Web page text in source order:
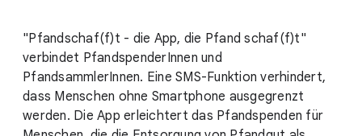
"Pfandschaf(f)t - die App, die Pfand schaf(f)t"
verbindet PfandspenderInnen und
PfandsammlerInnen. Eine SMS-Funktion verhindert,
dass Menschen ohne Smartphone ausgegrenzt
werden. Die App erleichtert das Pfandspenden für